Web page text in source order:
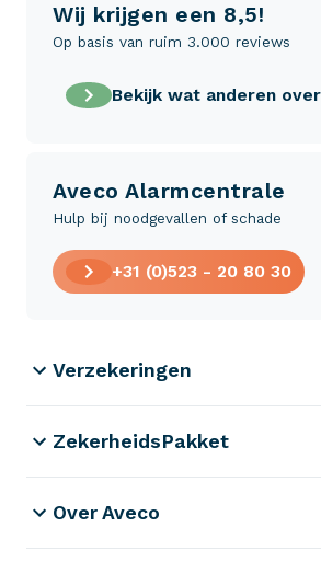
Wij krijgen een 8,5!
Op basis van ruim 3.000 reviews
Bekijk wat anderen
Aveco Alarmcentrale
Hulp bij noodgevallen of schade
+31 (0)523 - 20 80 30
Verzekeringen
ZekerheidsPakket
Over Aveco